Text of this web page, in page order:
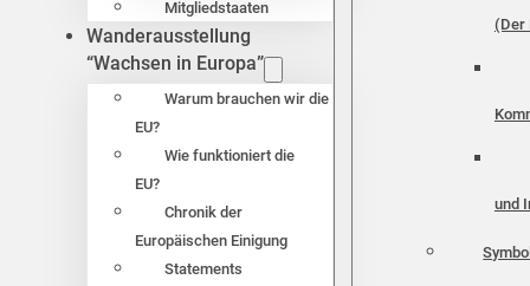
Mitgliedstaaten
Wanderausstellung
“Wachsen in Europa”
Warum brauchen wir die
EU?
Wie funktioniert die
EU?
Chronik der
Europäischen Einigung
Statements
(Der
und